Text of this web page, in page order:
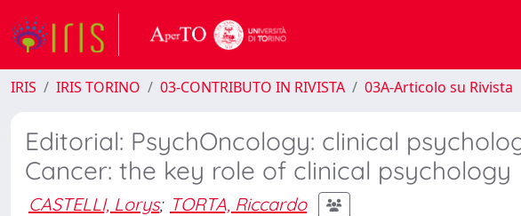
IRIS IRIS TORINO 03-CONTRIBUTO IN RIVISTA 03A-Articolo su Rivista
Editorial: PsychOncology: clinical
Cancer: the key role of clinical psychology
CASTELLI, Lorys; TORTA, Riccardo